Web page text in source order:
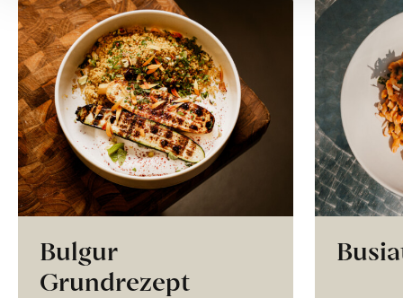
Bulgur
Grundrezept